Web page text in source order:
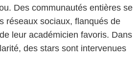
Des communautés entières se
réseaux sociaux, flanqués de
leur académicien favoris. Dans
des stars sont intervenues